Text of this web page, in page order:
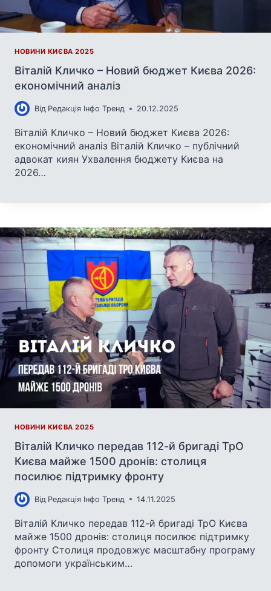
НОВИНИ КИЄВА 2025
Віталій Кличко – Новий бюджет Києва 2026:
економічний аналіз
Від Редакція Інфо Тренд 20.12.2025
Віталій Кличко – Новий бюджет Києва 2026:
економічний аналіз Віталій Кличко – публічний
адвокат киян Ухвалення бюджету Києва на
2026…
НОВИНИ КИЄВА 2025
Віталій Кличко передав 112-й бригаді ТрО
Києва майже 1500 дронів: столиця
посилює підтримку фронту
Від Редакція Інфо Тренд 14.11.2025
Віталій Кличко передав 112-й бригаді ТрО Києва
майже 1500 дронів: столиця посилює підтримку
фронту Столиця продовжує масштабну програму
допомоги українським…